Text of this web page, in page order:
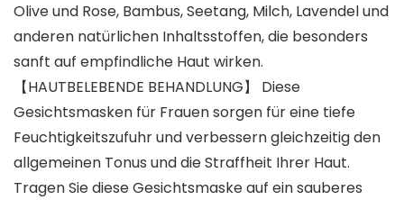
Olive und Rose, Bambus, Seetang, Milch, Lavendel und
anderen natürlichen Inhaltsstoffen, die besonders
sanft auf empfindliche Haut wirken.
【HAUTBELEBENDE BEHANDLUNG】 Diese
Gesichtsmasken für Frauen sorgen für eine tiefe
Feuchtigkeitszufuhr und verbessern gleichzeitig den
allgemeinen Tonus und die Straffheit Ihrer Haut.
Tragen Sie diese Gesichtsmaske auf ein sauberes